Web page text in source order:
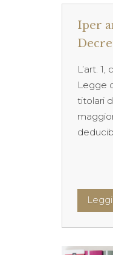
Iper
L’art.
Legge
titolari